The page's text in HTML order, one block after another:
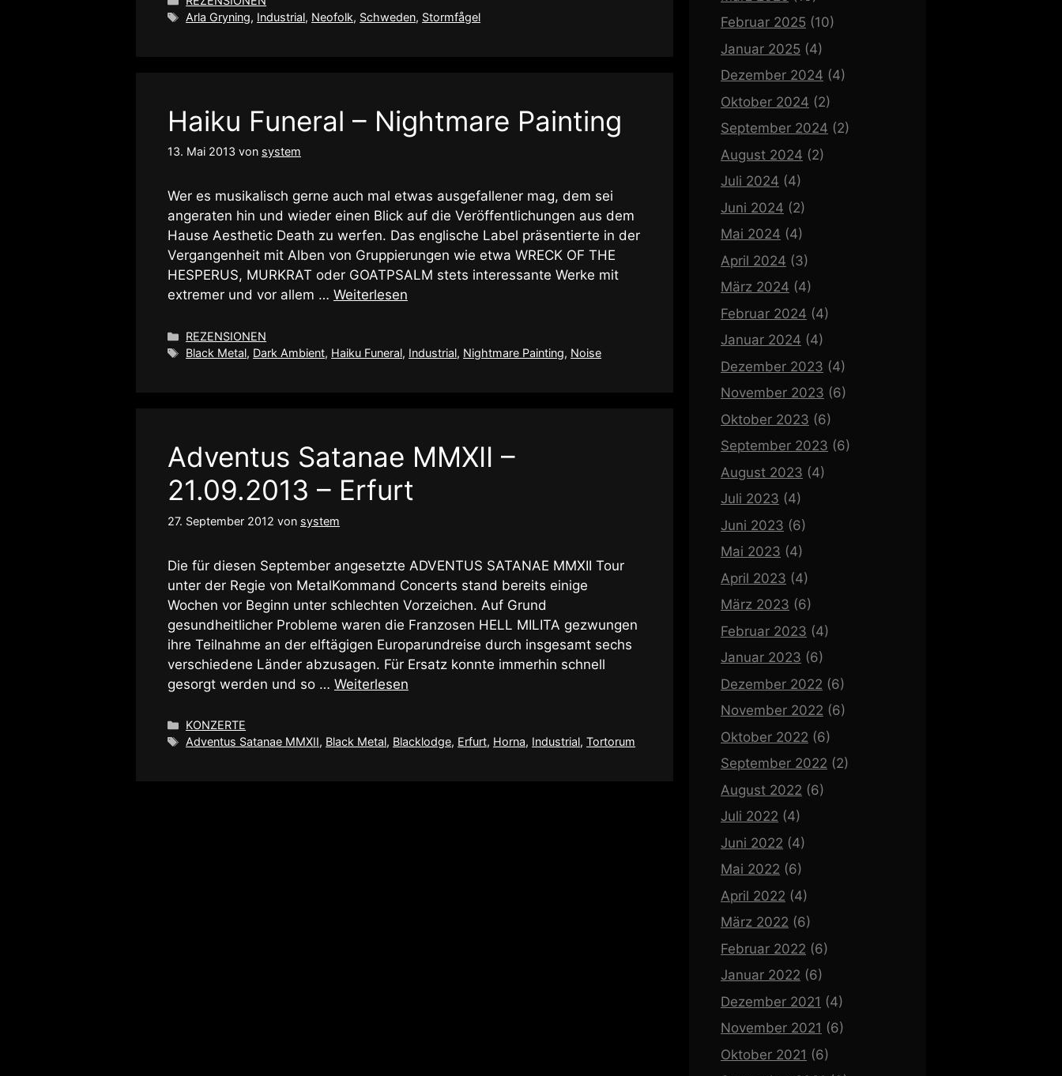
Schlagwörter
Arla Gryning, Industrial, Neofolk, Schweden, Stormfågel
Haiku Funeral – Nightmare Painting
13. Mai 2013 von system
Wer es musikalisch gerne auch mal etwas ausgefallener mag, dem sei
angeraten hin und wieder einen Blick auf die Veröffentlichungen aus dem
Hause Aesthetic Death zu werfen. Das englische Label präsentierte in der
Vergangenheit mit Alben von Gruppierungen wie etwa WRECK OF THE
HESPERUS, MURKRAT oder GOATPSALM stets interessante Werke mit
extremer und vor allem … Weiterlesen
Kategorien
REZENSIONEN
Schlagwörter
Black Metal, Dark Ambient, Haiku Funeral, Industrial, Nightmare Painting, Noise
Adventus Satanae MMXII –
21.09.2013 – Erfurt
27. September 2012 von system
Die für diesen September angesetzte ADVENTUS SATANAE MMXII Tour
unter der Regie von MetalKommand Concerts stand bereits einige
Wochen vor Beginn unter schlechten Vorzeichen. Auf Grund
gesundheitlicher Probleme waren die Franzosen HELL MILITA gezwungen
ihre Teilnahme an der elftägigen Europarundreise durch insgesamt sechs
verschiedene Länder abzusagen. Für Ersatz konnte immerhin schnell
gesorgt werden und so … Weiterlesen
Kategorien
KONZERTE
Schlagwörter
Adventus Satanae MMXII, Black Metal, Blacklodge, Erfurt, Horna, Industrial,Tortorum
Februar 2025 (10)
Januar 2025 (4)
Dezember 2024 (4)
Oktober 2024 (2)
September 2024 (2)
August 2024 (2)
Juli 2024 (4)
Juni 2024 (2)
Mai 2024 (4)
April 2024 (3)
März 2024 (4)
Februar 2024 (4)
Januar 2024 (4)
Dezember 2023 (4)
November 2023 (6)
Oktober 2023 (6)
September 2023 (6)
August 2023 (4)
Juli 2023 (4)
Juni 2023 (6)
Mai 2023 (4)
April 2023 (4)
März 2023 (6)
Februar 2023 (4)
Januar 2023 (6)
Dezember 2022 (6)
November 2022 (6)
Oktober 2022 (6)
September 2022 (2)
August 2022 (6)
Juli 2022 (4)
Juni 2022 (4)
Mai 2022 (6)
April 2022 (4)
März 2022 (6)
Februar 2022 (6)
Januar 2022 (6)
Dezember 2021 (4)
November 2021 (6)
Oktober 2021 (6)